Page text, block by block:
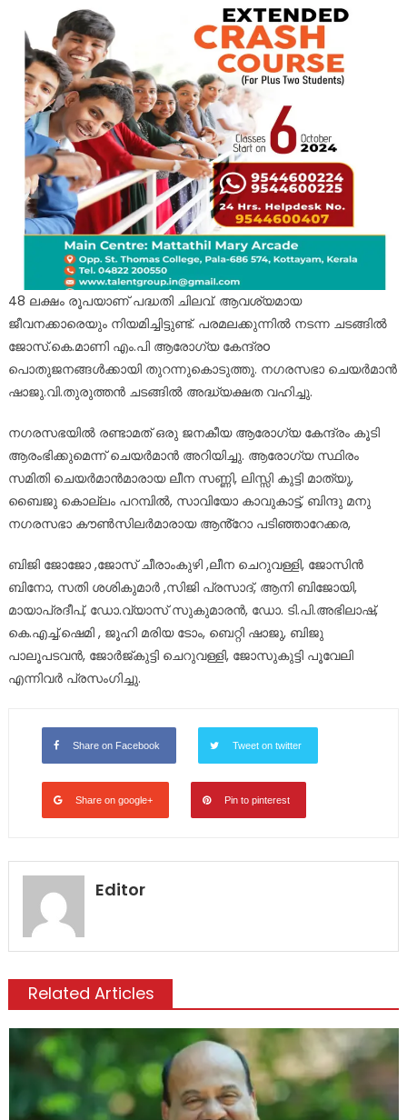
48 ലക്ഷം രൂപയാണ് പദ്ധതി ചിലവ്. ആവശ്യമായ
ജീവനക്കാരെയും നിയമിച്ചിട്ടുണ്ട്. പരമലക്കുന്നിൽ നടന്ന ചടങ്ങിൽ
ജോസ്.കെ.മാണി എം.പി ആരോഗ്യ കേന്ദ്രo
പൊതുജനങ്ങൾക്കായി തുറന്നുകൊടുത്തു. നഗരസഭാ ചെയർമാൻ
ഷാജു.വി.തുരുത്തൻ ചടങ്ങിൽ അദ്ധ്യക്ഷത വഹിച്ചു.
നഗരസഭയിൽ രണ്ടാമത് ഒരു ജനകീയ ആരോഗ്യ കേന്ദ്രം കൂടി
ആരംഭിക്കുമെന്ന് ചെയർമാൻ അറിയിച്ചു. ആരോഗ്യ സ്ഥിരം
സമിതി ചെയർമാൻമാരായ ലീന സണ്ണി, ലിസ്സി കുട്ടി മാത്യു,
ബൈജു കൊല്ലം പറമ്പിൽ, സാവിയോ കാവുകാട്ട്, ബിന്ദു മനു
നഗരസഭാ കൗൺസിലർമാരായ ആൻ്റോ പടിഞ്ഞാറേക്കര,
ബിജി ജോജോ ,ജോസ് ചീരാംകുഴി ,ലീന ചെറുവള്ളി, ജോസിൻ
ബിനോ, സതി ശശികുമാർ ,സിജി പ്രസാദ്, ആനി ബിജോയി,
മായാപ്രദീപ്, ഡോ.വ്യാസ് സുകുമാരൻ, ഡോ. ടി.പി.അഭിലാഷ്,
കെ.എച്ച്.ഷെമി , ജൂഹി മരിയ ടോം, ബെറ്റി ഷാജു, ബിജു
പാലൂപടവൻ, ജോർജ്കുട്ടി ചെറുവള്ളി, ജോസുകുട്ടി പൂവേലി
എന്നിവർ പ്രസംഗിച്ചു.
Share on Facebook Tweet on twitter
Share on google+ Pin to pinterest
Editor
Related Articles